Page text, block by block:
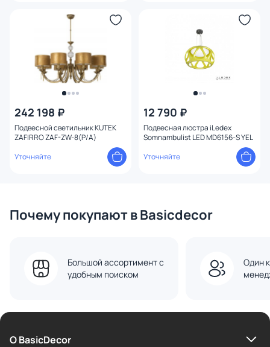
242 198 ₽
Подвесной светильник KUTEK
ZAFIRRO ZAF-ZW-8(P/A)
Уточняйте
12 790 ₽
Подвесная люстра iLedex
Somnambulist LED MD6156-S YEL
Уточняйте
Почему покупают в Basicdecor
Большой ассортимент с
удобным поиском
Один
О BasicDecor
Количество плафонов
Оформление
Способ крепления
Степень пыле-влагозащиты
Конструкция